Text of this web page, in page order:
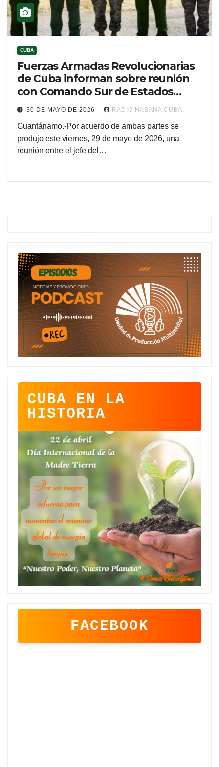
CUBA
Fuerzas Armadas Revolucionarias
de Cuba informan sobre reunión
con Comando Sur de Estados
Unidos
30 DE MAYO DE 2026 RADIO HABANA CUBA
Guantánamo.-Por acuerdo de ambas partes se
produjo este viernes, 29 de mayo de 2026, una
reunión entre el jefe del…
CUBA EN LA
HISTORIA
FACEBOOK